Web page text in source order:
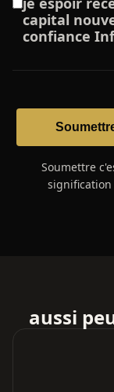
capital
confiance
Soumettre
aussi